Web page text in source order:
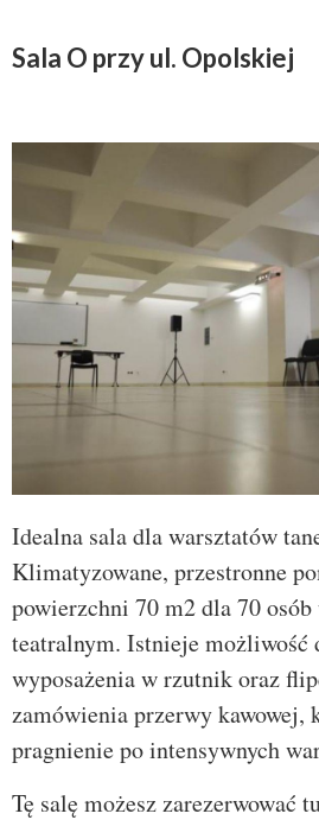
Sala O przy ul. Opolskiej
Idealna sala dla warsztatów
Klimatyzowane, przestronne
powierzchni 70 m2 dla 70
teatralnym. Istnieje możliwość
wyposażenia w rzutnik oraz
zamówienia przerwy kawowej,
pragnienie po intensywnych
Tę salę możesz zarezerwować